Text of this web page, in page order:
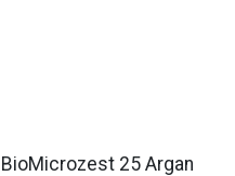
BioMicrozest 25 Argan